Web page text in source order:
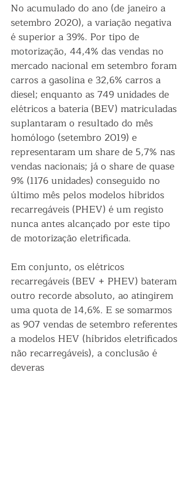
No acumulado do ano (de janeiro a
setembro 2020), a variação negativa
é superior a 39%. Por tipo de
motorização, 44,4% das vendas no
mercado nacional em setembro foram
carros a gasolina e 32,6% carros a
diesel; enquanto as 749 unidades de
elétricos a bateria (BEV) matriculadas
suplantaram o resultado do mês
homólogo (setembro 2019) e
representaram um share de 5,7% nas
vendas nacionais; já o share de quase
9% (1176 unidades) conseguido no
último mês pelos modelos híbridos
recarregáveis (PHEV) é um registo
nunca antes alcançado por este tipo
de motorização eletrificada.
Em conjunto, os elétricos
recarregáveis (BEV + PHEV) bateram
outro recorde absoluto, ao atingirem
uma quota de 14,6%. E se somarmos
as 907 vendas de setembro referentes
a modelos HEV (híbridos eletrificados
não recarregáveis), a conclusão é
deveras